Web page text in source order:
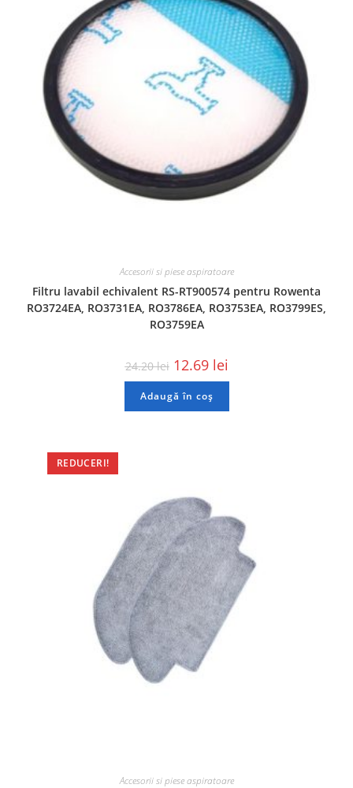
Accesorii si piese aspiratoare
Filtru lavabil echivalent RS-RT900574 pentru Rowenta
RO3724EA, RO3731EA, RO3786EA, RO3753EA, RO3799ES,
RO3759EA
24.20lei 12.69 lei
Adaugă în coș
REDUCERI!
Accesorii si piese aspiratoare